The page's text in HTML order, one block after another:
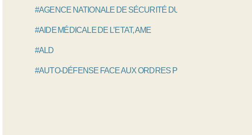
#AGENCE NATIONALE DE SÉCURITÉ DU MÉDICAMENT,
#AIDE MÉDICALE DE L’ETAT, AME
#ALD
#AUTO-DÉFENSE FACE AUX ORDRES PROFESSIONNELS